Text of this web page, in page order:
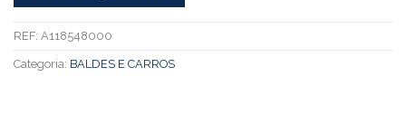
REF: A118548000
Categoria: BALDES E CARROS